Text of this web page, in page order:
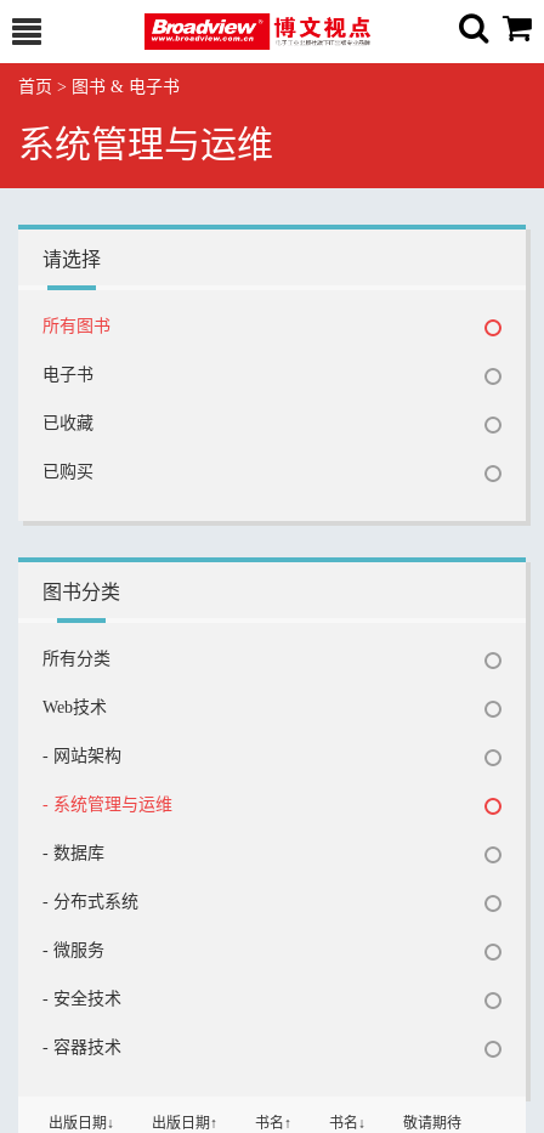
首页 > 图书 & 电子书
系统管理与运维
请选择
所有图书
电子书
已收藏
已购买
图书分类
所有分类
Web技术
- 网站架构
- 系统管理与运维
- 数据库
- 分布式系统
- 微服务
- 安全技术
- 容器技术
出版日期↓ 出版日期↑ 书名↑ 书名↓ 敬请期待